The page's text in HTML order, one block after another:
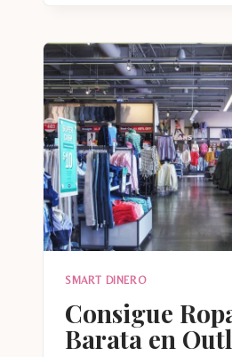
NAVIDAD
GRATIS
SMART DINERO
Consigue
Barata en